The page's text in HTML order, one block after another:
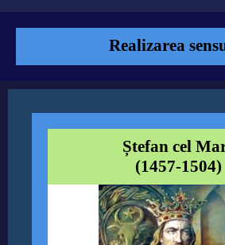
conduși de Baiazid Fulgerul.
Realizarea
Ștefan cel
(1457-1504)